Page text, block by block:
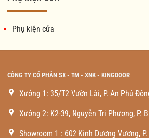
Phụ kiện cửa
CÔNG TY CỔ PHẦN SX - TM - XNK - KINGDOOR
Xưởng 1: 35/T2 Vườn Lài, P. An Phú
Xưởng 2: K2-39, Nguyễn Tri Phương, P.
Showroom 1 : 602 Kinh Dương Vương,